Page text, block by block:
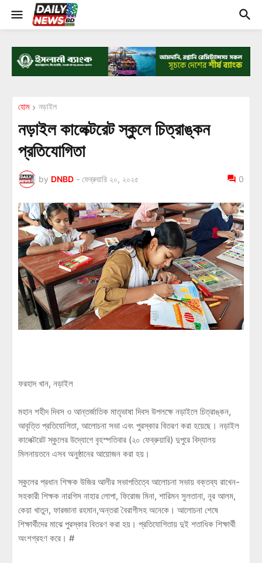
হোম নড়াইল
নড়াইল কালেক্টরেট স্কুলে চিত্রাঙ্কন
প্রতিযোগিতা
by DNBD - ফেব্রুয়ারি ২০, ২০২৫ 0
ফরহাদ খান, নড়াইল
মহান শহীদ দিবস ও আন্তর্জাতিক মাতৃভাষা দিবস উপলক্ষে নড়াইলে চিত্রাঙ্কন,
আবৃত্তি প্রতিযোগিতা, আলোচনা সভা এবং পুরস্কার বিতরণ করা হয়েছে। নড়াইল
কালেক্টরেট স্কুলের উদ্যোগে বৃহস্পতিবার (২০ ফেব্রুয়ারি) দুপুরে বিদ্যালয়
মিলনায়তনে এসব অনুষ্ঠানের আয়োজন করা হয়।
স্কুলের প্রধান শিক্ষক উজির আলীর সভাপতিত্বে আলোচনা সভায় বক্তব্য রাখেন-
সহকারী শিক্ষক নারগিস নাহার লোপা, ফিরোজ মিনা, শারিমন সুলতানা, নূর আলম,
কেয়া খাতুন, ফারজানা রহমান,অন্তরা বৈরাগীসহ অনেকে। আলোচনা শেষে
শিক্ষার্থীদের মাঝে পুরস্কার বিতরণ করা হয়। প্রতিযোগিতায় দুই শতাধিক শিক্ষার্থী
অংশগ্রহণ করে। #